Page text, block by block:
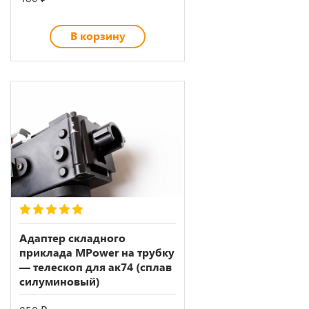
В корзину
5.00out of 5
Адаптер складного
приклада MPower на трубку
— телескоп для ак74 (сплав
силуминовый)